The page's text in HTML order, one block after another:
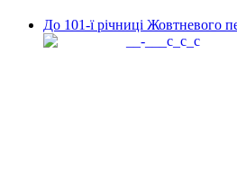
До 101-ї річниці Жовтневого